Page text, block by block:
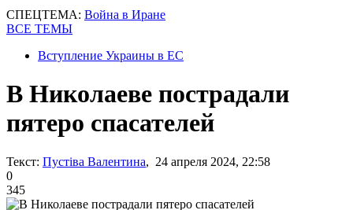
СПЕЦТЕМА: Война в Иране
ВСЕ ТЕМЫ
Вступление Украины в ЕС
В Николаеве пострадали
пятеро спасателей
Текст: Пустіва Валентина, 24 апреля 2024, 22:58
0
345